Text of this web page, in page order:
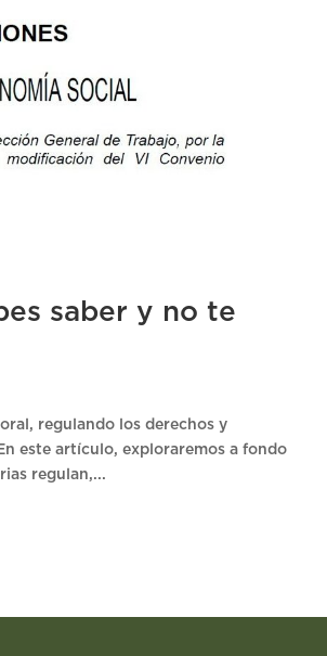
saber y no te
regulando los derechos y
este artículo, exploraremos a fondo
regulan,...